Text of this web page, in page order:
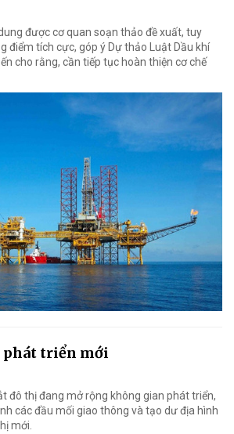
được cơ quan soạn thảo đề xuất, tuy
điểm tích cực, góp ý Dự thảo Luật Dầu khí
cho rằng, cần tiếp tục hoàn thiện cơ chế
phát triển mới
đô thị đang mở rộng không gian phát triển,
các đầu mối giao thông và tạo dư địa hình
mới.